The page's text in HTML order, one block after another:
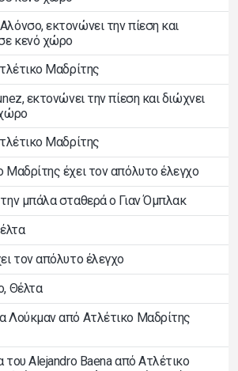
εκτονώνει την πίεση και
κενό χώρο
Μαδρίτης
εκτονώνει την πίεση και διώχνει
Μαδρίτης
Μαδρίτης έχει τον απόλυτο έλεγχο
μπάλα σταθερά ο Γιαν Όμπλακ
τον απόλυτο έλεγχο
Θέλτα
Λούκμαν από Ατλέτικο Μαδρίτης
του Alejandro Baena από Ατλέτικο